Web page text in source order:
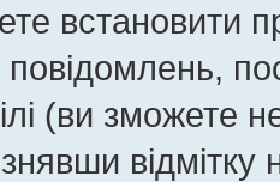
встановити
(ви зможете
відмітку